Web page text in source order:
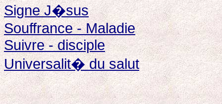
Signe J�sus
Souffrance - Maladie
Suivre - disciple
Universalit� du salut